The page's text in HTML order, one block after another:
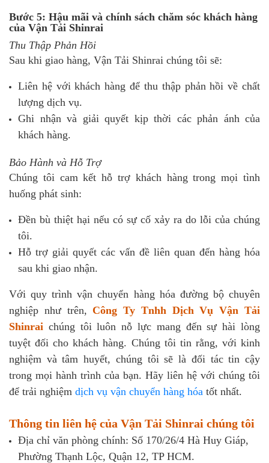
Bước 5: Hậu mãi và chính sách chăm sóc khách hàng
của Vận Tải Shinrai
Thu Thập Phản Hồi
Sau khi giao hàng, Vận Tải Shinrai chúng tôi sẽ:
Liên hệ với khách hàng để thu thập phản hồi về chất
lượng dịch vụ.
Ghi nhận và giải quyết kịp thời các phản ánh của
khách hàng.
Bảo Hành và Hỗ Trợ
Chúng tôi cam kết hỗ trợ khách hàng trong mọi tình
huống phát sinh:
Đền bù thiệt hại nếu có sự cố xảy ra do lỗi của chúng
tôi.
Hỗ trợ giải quyết các vấn đề liên quan đến hàng hóa
sau khi giao nhận.
Với quy trình vận chuyển hàng hóa đường bộ chuyên
nghiệp như trên,Công Ty Tnhh Dịch Vụ Vận Tải
Shinrai chúng tôi luôn nỗ lực mang đến sự hài lòng
tuyệt đối cho khách hàng. Chúng tôi tin rằng, với kinh
nghiệm và tâm huyết, chúng tôi sẽ là đối tác tin cậy
trong mọi hành trình của bạn. Hãy liên hệ với chúng tôi
để trải nghiệm dịch vụ vận chuyển hàng hóa tốt nhất.
Thông tin liên hệ của Vận Tải Shinrai chúng tôi
Địa chỉ văn phòng chính: Số 170/26/4 Hà Huy Giáp,
Phường Thạnh Lộc, Quận 12, TP HCM.